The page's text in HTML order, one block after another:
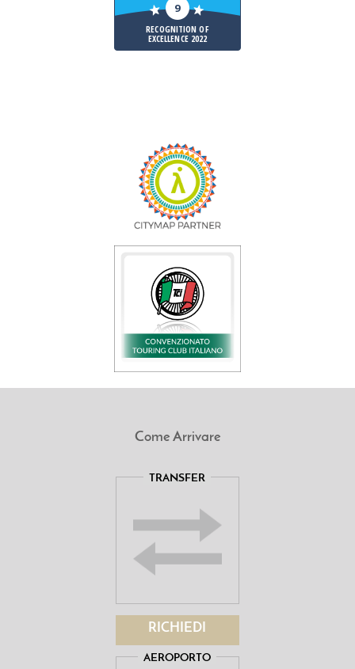
9
RECOGNITION OF
EXCELLENCE 2022
Come Arrivare
TRANSFER
RICHIEDI
AEROPORTO